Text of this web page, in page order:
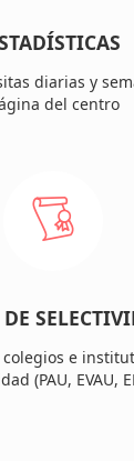
diarias y
del centro
colegios e
(PAU, EVAU,